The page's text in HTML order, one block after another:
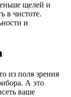
щелей и
в чистоте.
и
из поля зрения
А это
ваше